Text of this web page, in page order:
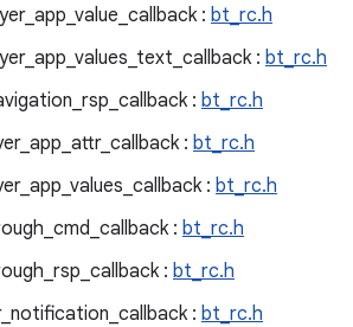
: bt_rc.h
: bt_rc.h
: bt_rc.h
: bt_rc.h
: bt_rc.h
: bt_rc.h
: bt_rc.h
: bt_rc.h